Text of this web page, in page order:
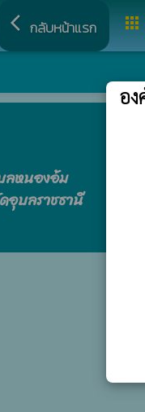
arrow_back_ios กลับหน้าแรก apps
ลหนองอ้ม
อุบลราชธานี
อ